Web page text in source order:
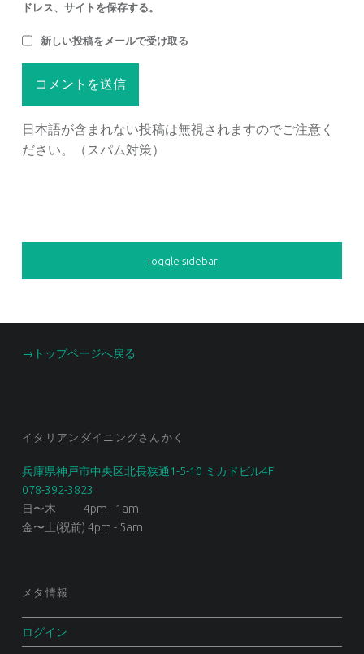
ドレス、サイトを保存する。
新しい投稿をメールで受け取る
日本語が含まれない投稿は無視されますのでご注意く
ださい。（スパム対策）
SIDEBAR
Toggle sidebar
FOOTER SIDEBAR
→トップページへ戻る
イタリアンダイニングさんかく
兵庫県神戸市中央区北長狭通1-5-10 ミカドビル4F
078-392-3823
日〜木 4pm - 1am
金〜土(祝前) 4pm - 5am
メタ情報
ログイン